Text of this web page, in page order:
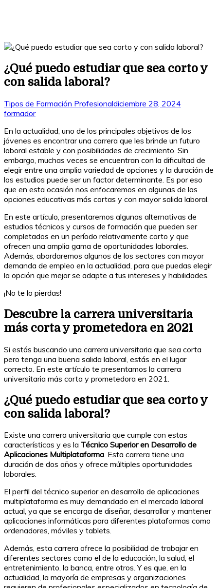
¿Qué puedo estudiar que sea corto y
con salida laboral?
Tipos de Formación Profesionaldiciembre 28, 2024
formador
En la actualidad, uno de los principales objetivos de los
jóvenes es encontrar una carrera que les brinde un futuro
laboral estable y con posibilidades de crecimiento. Sin
embargo, muchas veces se encuentran con la dificultad de
elegir entre una amplia variedad de opciones y la duración de
los estudios puede ser un factor determinante. Es por eso
que en esta ocasión nos enfocaremos en algunas de las
opciones educativas más cortas y con mayor salida laboral.
En este artículo, presentaremos algunas alternativas de
estudios técnicos y cursos de formación que pueden ser
completados en un período relativamente corto y que
ofrecen una amplia gama de oportunidades laborales.
Además, abordaremos algunos de los sectores con mayor
demanda de empleo en la actualidad, para que puedas elegir
la opción que mejor se adapte a tus intereses y habilidades.
¡No te lo pierdas!
Descubre la carrera universitaria
más corta y prometedora en 2021
Si estás buscando una carrera universitaria que sea corta
pero tenga una buena salida laboral, estás en el lugar
correcto. En este artículo te presentamos la carrera
universitaria más corta y prometedora en 2021.
¿Qué puedo estudiar que sea corto y
con salida laboral?
Existe una carrera universitaria que cumple con estas
características y es la Técnico Superior en Desarrollo de
Aplicaciones Multiplataforma. Esta carrera tiene una
duración de dos años y ofrece múltiples oportunidades
laborales.
El perfil del técnico superior en desarrollo de aplicaciones
multiplataforma es muy demandado en el mercado laboral
actual, ya que se encarga de diseñar, desarrollar y mantener
aplicaciones informáticas para diferentes plataformas como
ordenadores, móviles y tablets.
Además, esta carrera ofrece la posibilidad de trabajar en
diferentes sectores como el de la educación, la salud, el
entretenimiento, la banca, entre otros. Y es que, en la
actualidad, la mayoría de empresas y organizaciones